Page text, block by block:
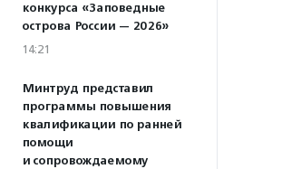
конкурса «Заповедные
острова России — 2026»
14:21
Минтруд представил
программы повышения
квалификации по ранней
помощи
и сопровождаемому